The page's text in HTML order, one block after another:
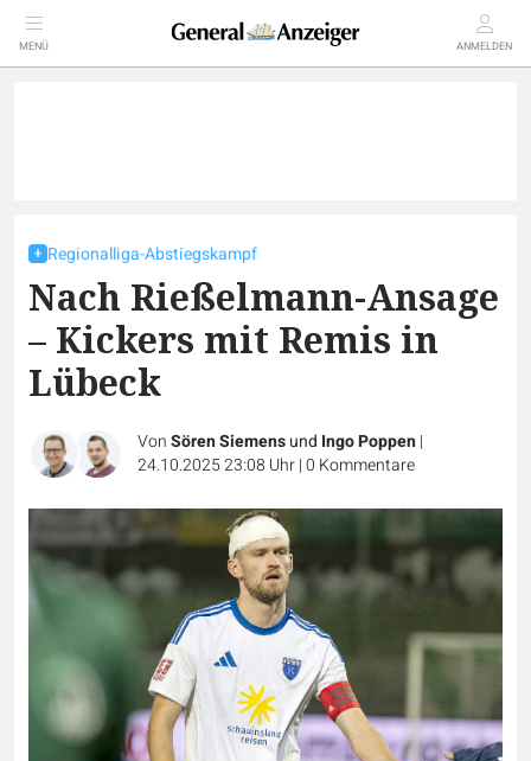
MENÜ ANMELDEN
Regionalliga-Abstiegskampf
Nach Rießelmann-Ansage
– Kickers mit Remis in
Lübeck
VonSören Siemensund Ingo Poppen|
24.10.2025 23:08 Uhr|0 Kommentare